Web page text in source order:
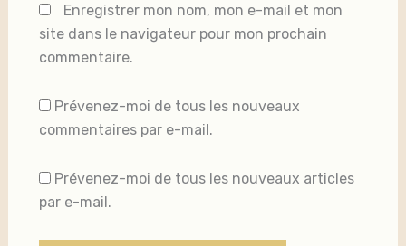
Enregistrer mon nom, mon e-mail et mon
site dans le navigateur pour mon prochain
commentaire.
Prévenez-moi de tous les nouveaux
commentaires par e-mail.
Prévenez-moi de tous les nouveaux articles
par e-mail.